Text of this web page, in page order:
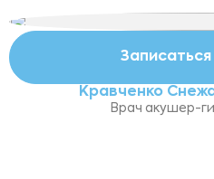
Кравченко
Врач акушер-